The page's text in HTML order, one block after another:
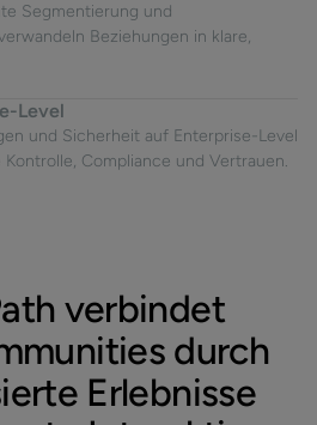
Segmentierung und
Beziehungen in klare,
Level
und Sicherheit auf Enterprise-Level
Compliance und Vertrauen.
verbindet
durch
Erlebnisse